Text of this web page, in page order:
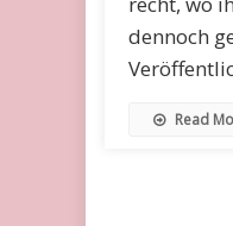
dennoch
Read